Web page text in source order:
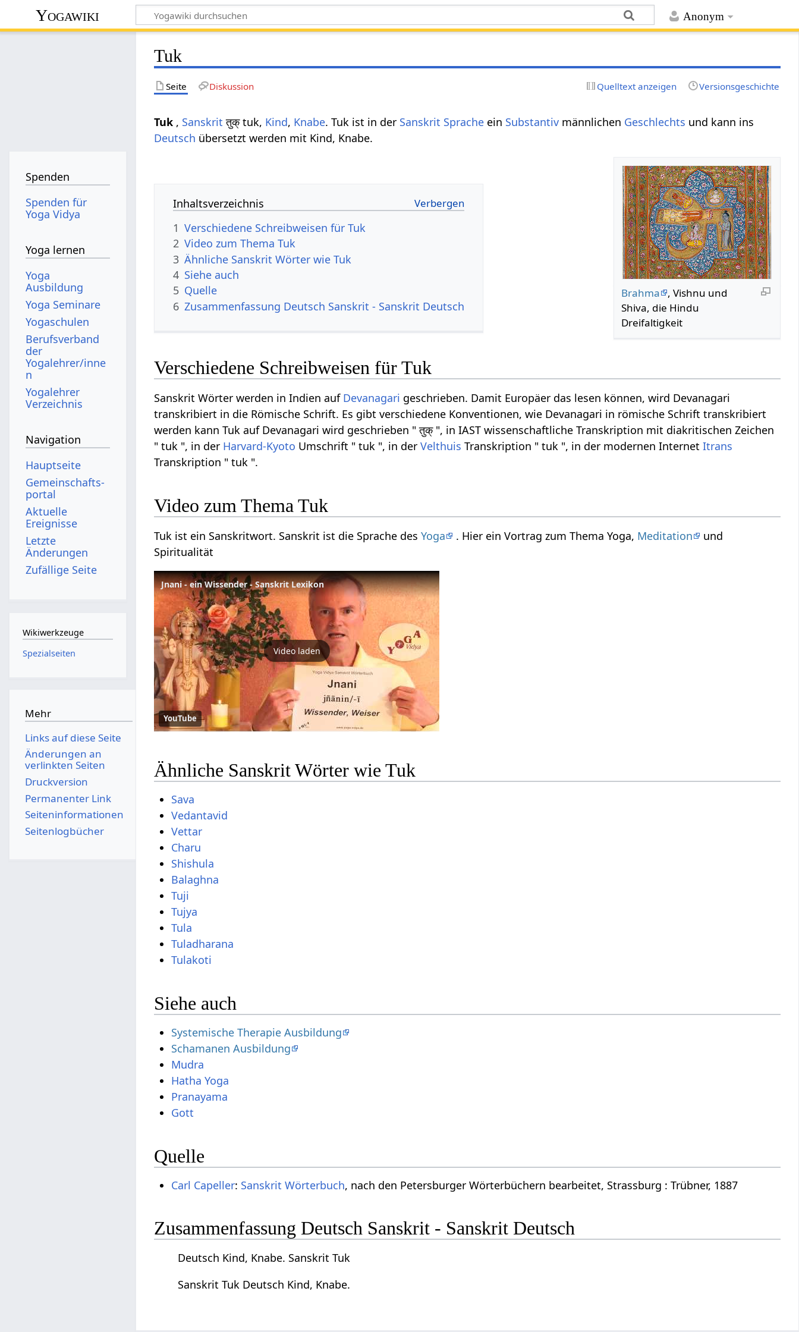
Anonym
Yogawiki
Tuk
Seite Diskussion Quelltext anzeigen Versionsgeschichte
Tuk , Sanskrit तुक् tuk, Kind, Knabe. Tuk ist in der Sanskrit Sprache ein Substantiv männlichen Geschlechts und kann ins
Deutsch übersetzt werden mit Kind, Knabe.
Brahma
, Vishnu und
Shiva, die Hindu
Dreifaltigkeit
Inhaltsverzeichnis
1 Verschiedene Schreibweisen für Tuk
2 Video zum Thema Tuk
3 Ähnliche Sanskrit Wörter wie Tuk
4 Siehe auch
5 Quelle
6 Zusammenfassung Deutsch Sanskrit - Sanskrit Deutsch
Verschiedene Schreibweisen für Tuk
Sanskrit Wörter werden in Indien auf Devanagari geschrieben. Damit Europäer das lesen können, wird Devanagari
transkribiert in die Römische Schrift. Es gibt verschiedene Konventionen, wie Devanagari in römische Schrift transkribiert
werden kann Tuk auf Devanagari wird geschrieben " तुक् ", in IAST wissenschaftliche Transkription mit diakritischen Zeichen
" tuk ", in der Harvard-Kyoto Umschrift " tuk ", in derVelthuis Transkription " tuk ", in der modernen InternetItrans
Transkription " tuk ".
Video zum Thema Tuk
Tuk ist ein Sanskritwort. Sanskrit ist die Sprache desYoga . Hier ein Vortrag zum Thema Yoga, Meditation
und
Spiritualität
Jnani - ein Wissender - Sanskrit Lexikon
Video laden
YouTube
Ähnliche Sanskrit Wörter wie Tuk
Sava
Vedantavid
Vettar
Charu
Shishula
Balaghna
Tuji
Tujya
Tula
Tuladharana
Tulakoti
Siehe auch
Systemische Therapie Ausbildung
Schamanen Ausbildung
Mudra
Hatha Yoga
Pranayama
Gott
Quelle
Carl Capeller: Sanskrit Wörterbuch, nach den Petersburger Wörterbüchern bearbeitet, Strassburg : Trübner, 1887
Zusammenfassung Deutsch Sanskrit - Sanskrit Deutsch
Deutsch Kind, Knabe. Sanskrit Tuk
Sanskrit Tuk Deutsch Kind, Knabe.
Spenden
Spenden für
Yoga Vidya
Yoga lernen
Yoga
Ausbildung
Yoga Seminare
Yogaschulen
Berufsverband
der
Yogalehrer/inne
n
Yogalehrer
Verzeichnis
Navigation
Hauptseite
Gemeinschafts­
portal
Aktuelle
Ereignisse
Letzte
Änderungen
Zufällige Seite
Wikiwerkzeuge
Spezialseiten
Mehr
Links auf diese Seite
Änderungen an
verlinkten Seiten
Druckversion
Permanenter Link
Seiten­­informationen
Seitenlogbücher